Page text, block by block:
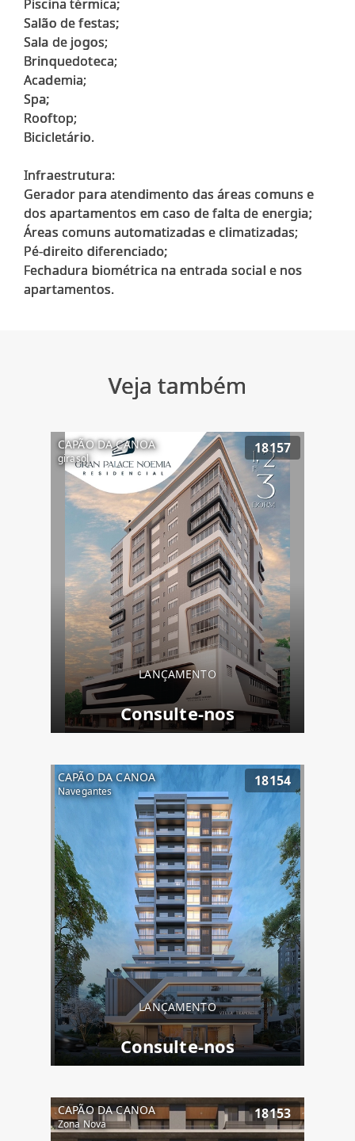
Piscina térmica;
Salão de festas;
Sala de jogos;
Brinquedoteca;
Academia;
Spa;
Rooftop;
Bicicletário.
Infraestrutura:
Gerador para atendimento das áreas comuns e
dos apartamentos em caso de falta de energia;
Áreas comuns automatizadas e climatizadas;
Pé-direito diferenciado;
Fechadura biométrica na entrada social e nos
apartamentos.
Veja também
CAPÃO DA CANOA
girasol
18157
LANÇAMENTO
Consulte-nos
CAPÃO DA CANOA
Navegantes
18154
LANÇAMENTO
Consulte-nos
CAPÃO DA CANOA
Zona Nova
18153